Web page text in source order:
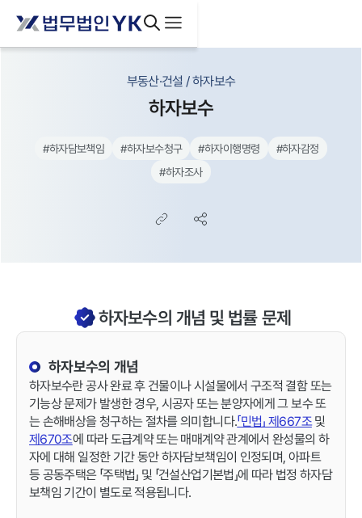
부동산·건설 / 하자보수
하자보수
#하자담보책임 #하자보수청구 #하자이행명령 #하자감정
#하자조사
하자보수의 개념 및 법률 문제
하자보수의 개념
하자보수란 공사 완료 후 건물이나 시설물에서 구조적 결함 또는
기능상 문제가 발생한 경우, 시공자 또는 분양자에게 그 보수 또
는 손해배상을 청구하는 절차를 의미합니다.「민법」 제667조및
제670조에 따라 도급계약 또는 매매계약 관계에서 완성물의 하
자에 대해 일정한 기간 동안 하자담보책임이 인정되며, 아파트
등 공동주택은 「주택법」 및 「건설산업기본법」에 따라 법정 하자담
보책임 기간이 별도로 적용됩니다.